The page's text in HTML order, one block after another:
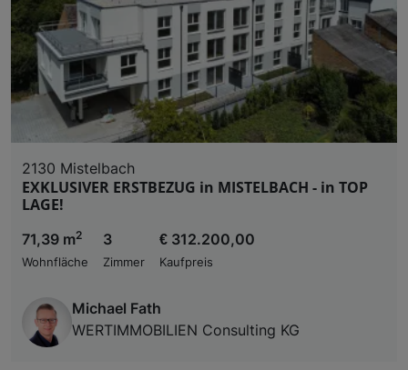
2130 Mistelbach
EXKLUSIVER ERSTBEZUG in MISTELBACH - in TOP
LAGE!
71,39 m2
Wohnfläche
3
Zimmer
€ 312.200,00
Kaufpreis
Michael Fath
WERTIMMOBILIEN Consulting KG